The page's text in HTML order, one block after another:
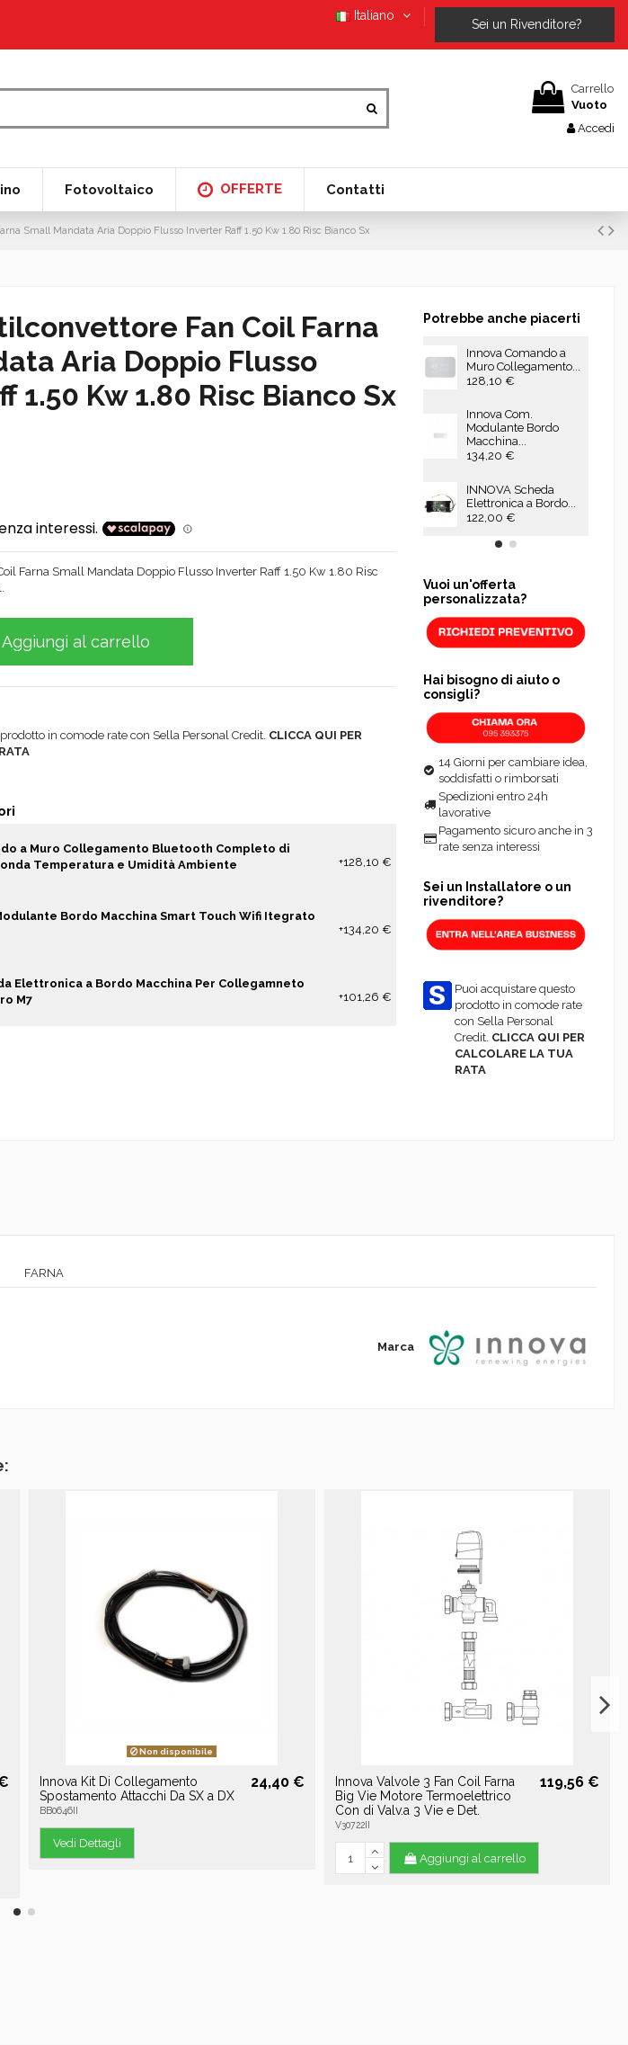
Italiano
Sei un Rivenditore?
Carrello
Vuoto
Accedi
Fotovoltaico OFFERTE Contatti
Small Mandata Aria Doppio Flusso Inverter Raff 1.50 Kw 1.80 Risc Bianco Sx
Fan Coil Farna
Aria Doppio Flusso
1.50 Kw 1.80 Risc Bianco Sx
Farna Small Mandata Doppio Flusso Inverter Raff 1.50 Kw 1.80 Risc
Aggiungi al carrello
in comode rate con Sella Personal Credit. CLICCA QUI PER
a Muro Collegamento Bluetooth Completo di
Temperatura e Umidità Ambiente
+128,10 €
Bordo Macchina Smart Touch Wifi Itegrato
+134,20 €
Elettronica a Bordo Macchina Per Collegamneto
M7
+101,26 €
Potrebbe anche piacerti
Innova Comando a
Muro Collegamento...
128,10 €
Innova Com.
Modulante Bordo
Macchina...
134,20 €
INNOVA Scheda
Elettronica a Bordo...
122,00 €
Vuoi un'offerta
personalizzata?
Hai bisogno di aiuto o
consigli?
14 Giorni per cambiare idea,
soddisfatti o rimborsati
Spedizioni entro 24h
lavorative
Pagamento sicuro anche in 3
rate senza interessi
Sei un Installatore o un
rivenditore?
Puoi acquistare questo
prodotto in comode rate
con Sella Personal
Credit. CLICCA QUI PER
CALCOLARE LA TUA
RATA
FARNA
Marca
Non disponibile
Innova Kit Di Collegamento
Spostamento Attacchi Da SX a DX
BB0646II
24,40 €
Vedi Dettagli
Innova Valvole 3 Fan Coil Farna
Big Vie Motore Termoelettrico
Con di Valv.a 3 Vie e Det.
V30722II
119,56 €
Aggiungi al carrello